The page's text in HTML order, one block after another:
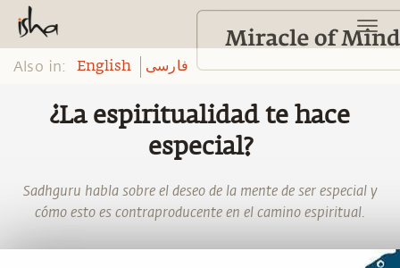
Also in: English فارسی
¿La espiritualidad te hace
especial?
Sadhguru habla sobre el deseo de la mente de ser especial y
cómo esto es contraproducente en el camino espiritual.